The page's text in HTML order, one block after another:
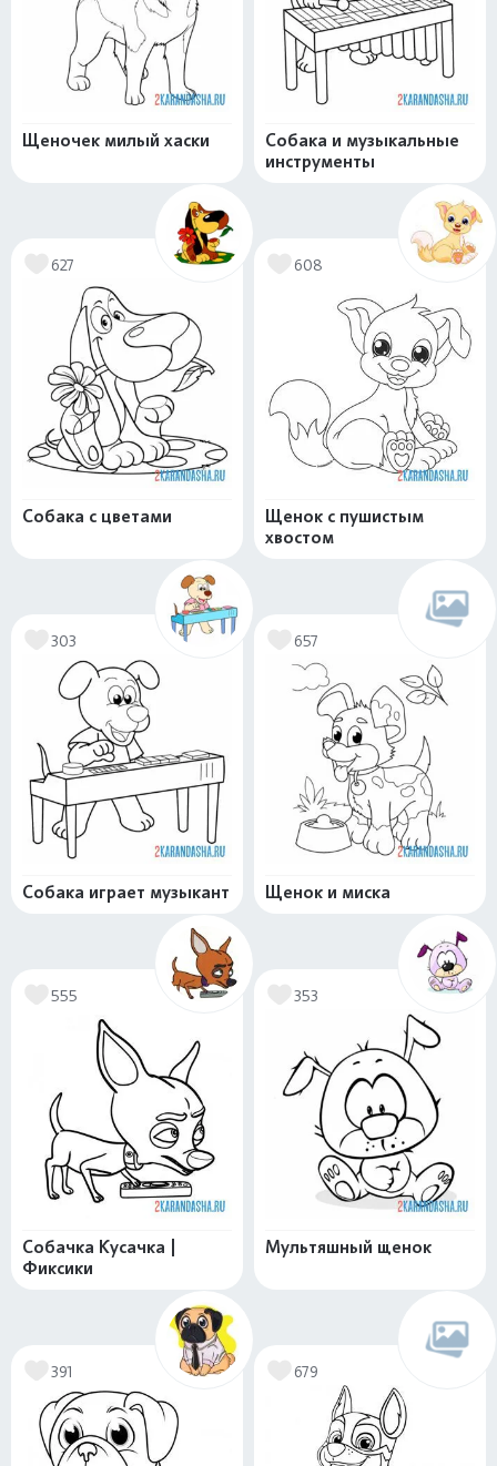
Щеночек милый хаски
Собака и музыкальные
инструменты
627
Собака с цветами
608
Щенок с пушистым
хвостом
303
Собака играет музыкант
657
Щенок и миска
555
Собачка Кусачка |
Фиксики
353
Мультяшный щенок
391 679